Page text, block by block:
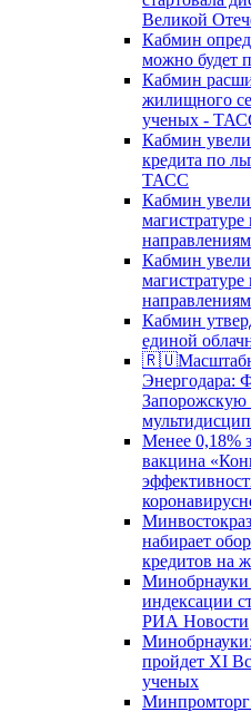
Великой
Кабмин
можно будет
Кабмин
жилищного
ученых -
Кабмин
кредита по
ТАСС
Кабмин
Кабмин
Кабмин
единой
Энергодара:
Запорожскую
Менее 0,18%
вакцина
набирает
кредитов на
Минобрнауки
индексации
РИА Новости
пройдет XI
ученых
Минпромторг